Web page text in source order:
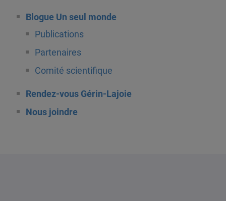
Blogue Un seul monde
Publications
Partenaires
Comité scientifique
Rendez-vous Gérin-Lajoie
Nous joindre